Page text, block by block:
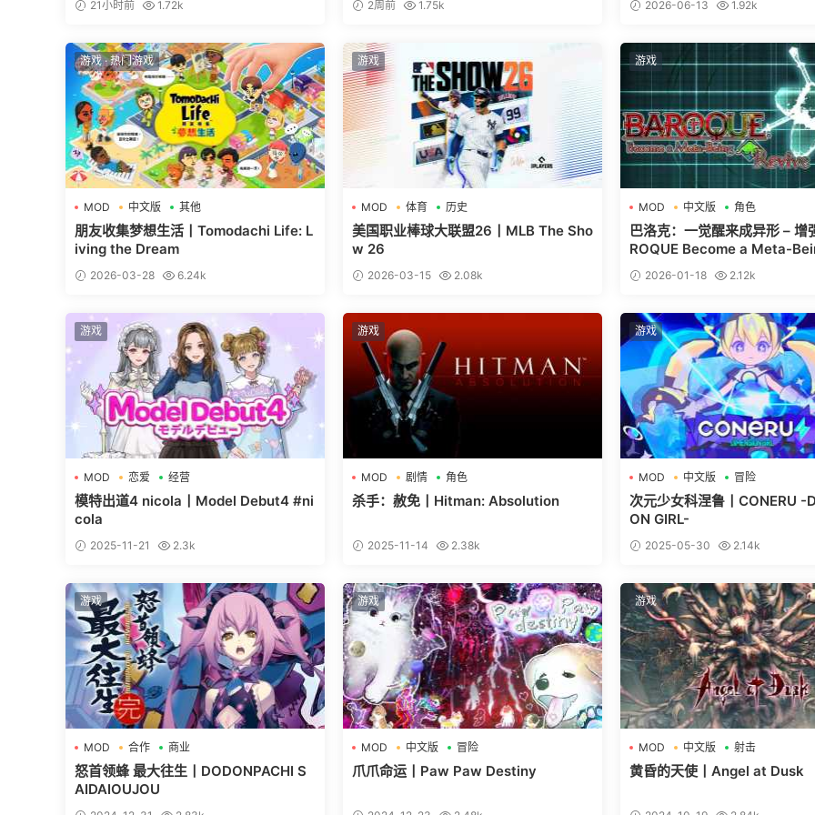
21小时前 1.72k 2周前 1.75k 2026-06-13 1.92k
游戏·热门游戏
MOD 中文版 其他
朋友收集梦想生活丨Tomodachi Life: L
iving the Dream
2026-03-28 6.24k
游戏
MOD 体育 历史
美国职业棒球大联盟26丨MLB The Sho
w 26
2026-03-15 2.08k
游戏
MOD 中文版 角色
巴洛克：一觉醒来成异形 – 增
ROQUE Become a Meta-
e 2026-01-18 2.12k
游戏
MOD 恋爱 经营
模特出道4 nicola丨Model Debut4 #ni
cola
2025-11-21 2.3k
游戏
MOD 剧情 角色
杀手：赦免丨Hitman: Absolution
2025-11-14 2.38k
游戏
MOD 中文版 冒险
次元少女科涅鲁丨CONERU -
ON GIRL-
2025-05-30 2.14k
游戏
MOD 合作 商业
怒首领蜂 最大往生丨DODONPACHI S
AIDAIOUJOU
游戏
MOD 中文版 冒险
爪爪命运丨Paw Paw Destiny
游戏
MOD 中文版 射击
黄昏的天使丨Angel at Dusk